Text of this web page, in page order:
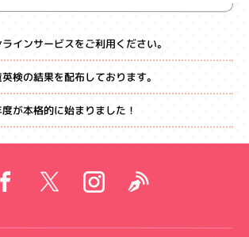
インサービスをご利用ください。
検の結果を配布しております。
が本格的に始まりました！